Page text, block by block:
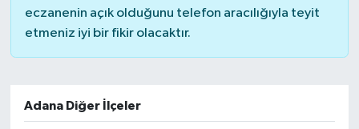
eczanenin açık olduğunu telefon aracılığıyla teyit
etmeniz iyi bir fikir olacaktır.
Adana Diğer İlçeler